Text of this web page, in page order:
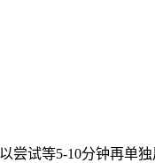
尝试等5-10分钟再单